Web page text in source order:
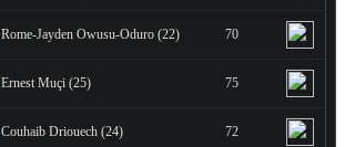
Rome-Jayden Owusu-Oduro (22) 70
Ernest Muçi (25) 75
Couhaib Driouech (24) 72